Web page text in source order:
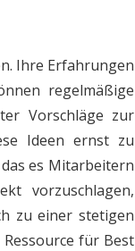
Ihre Erfahrungen
regelmäßige
Vorschläge zur
Ideen ernst zu
es Mitarbeitern
vorzuschlagen,
zu einer stetigen
für Best